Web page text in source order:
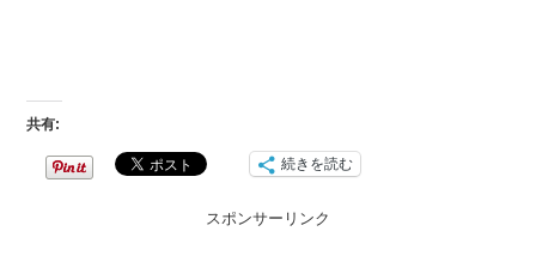
共有:
続きを読む
スポンサーリンク